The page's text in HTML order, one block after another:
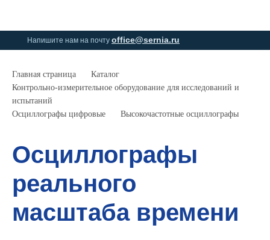
Напишите нам на почту office@sernia.ru
Главная страница
Каталог
Контрольно-измерительное оборудование для исследований и
испытаний
Осциллографы цифровые
Высокочастотные осциллографы
Осциллографы
реального
масштаба времени